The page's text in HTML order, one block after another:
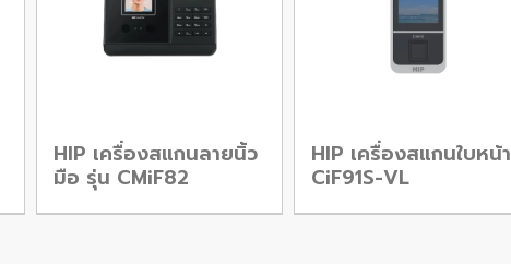
HIP เครื่องสแกนลายนิ้ว
มือ รุ่น CMiF82
HIP เครื่องสแกนใบหน้า
CiF91S-VL